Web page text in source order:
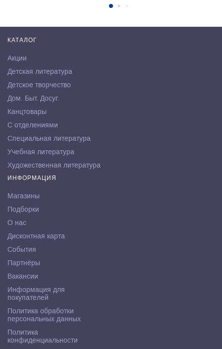
КАТАЛОГ
Акции
Детская литература
Детское творчество
Дом. Быт. Досуг.
Канцтовары
С отделениями
Специальная литература
Учебная литература
Художественная литература
ИНФОРМАЦИЯ
Магазины
Подборки
О нас
Дисконтная карта
События
Партнёры
Вакансии
Информация для
покупателей
Политика обработки
персональных данных
Политика
конфиденциальности